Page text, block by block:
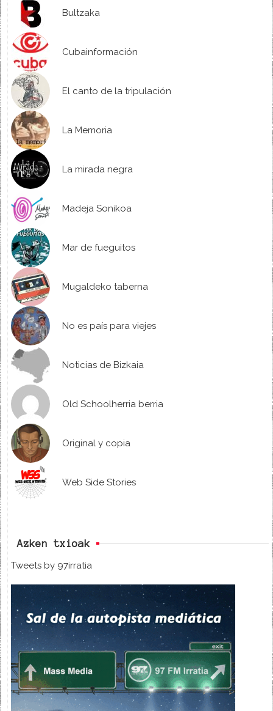
Bultzaka
Cubainformación
El canto de la tripulación
La Memoria
La mirada negra
Madeja Sonikoa
Mar de fueguitos
Mugaldeko taberna
No es país para viejes
Noticias de Bizkaia
Old Schoolherria berria
Original y copia
Web Side Stories
Azken txioak
Tweets by 97irratia